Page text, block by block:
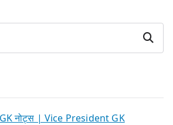
Search
GK नोट्स | Vice President GK